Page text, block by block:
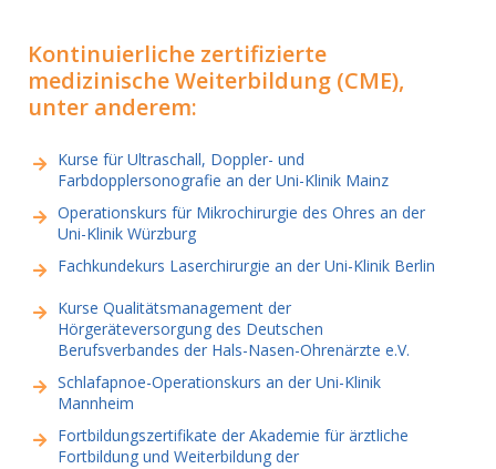
Kontinuierliche zertifizierte
medizinische Weiterbildung (CME),
unter anderem:
Kurse für Ultraschall, Doppler- und
Farbdopplersonografie an der Uni-Klinik Mainz
Operationskurs für Mikrochirurgie des Ohres an der
Uni-Klinik Würzburg
Fachkundekurs Laserchirurgie an der Uni-Klinik Berlin
Kurse Qualitätsmanagement der
Hörgeräteversorgung des Deutschen
Berufsverbandes der Hals-Nasen-Ohrenärzte e.V.
Schlafapnoe-Operationskurs an der Uni-Klinik
Mannheim
Fortbildungszertifikate der Akademie für ärztliche
Fortbildung und Weiterbildung der